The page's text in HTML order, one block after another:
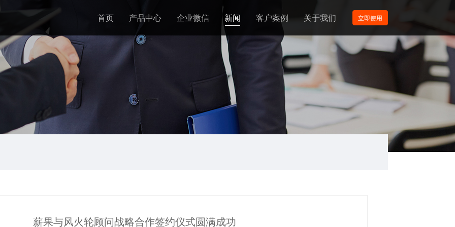
首页 产品中心 企业微信 新闻 客户案例 关于我们 立即使用
薪果与风火轮顾问战略合作签约仪式圆满成功